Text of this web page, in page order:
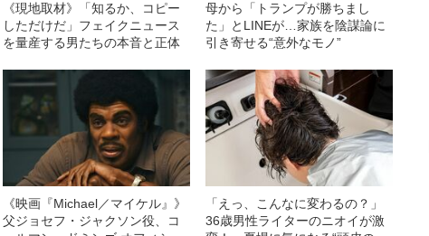
《現地取材》「知るか、コピー
しただけだ」フェイクニュース
を量産する男たちの本音と正体
母から「トランプが勝ちまし
た」とLINEが…家族を陰謀論に
引き寄せる“意外なモノ”
《映画『Michael／マイケル』》
父ジョセフ・ジャクソン役、コ
「えっ、こんなに変わるの？」
36歳男性ライターのニオイが激